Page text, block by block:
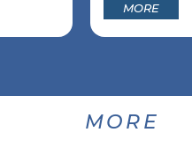
MORE
MORE